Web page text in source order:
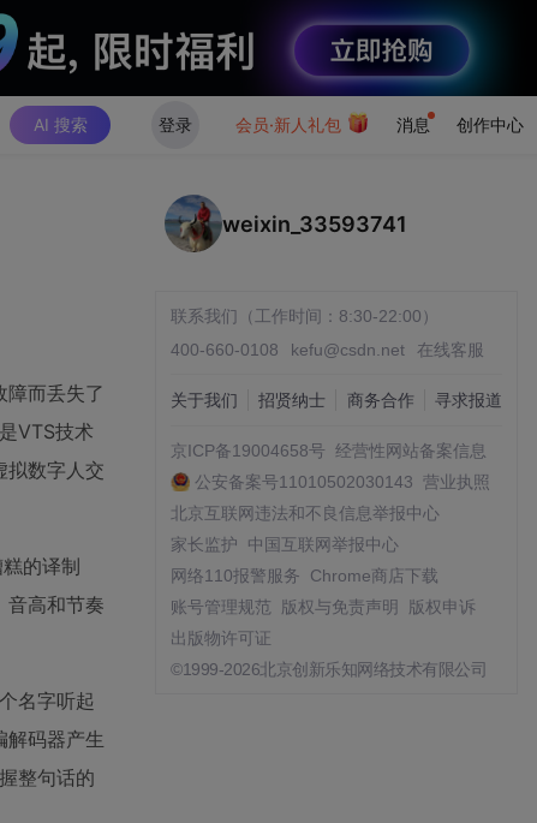
AI 搜索 登录 会员·新人礼包 消息 创作中心
障而丢失了
VTS技术
拟数字人交
的译制
音高和节奏
名字听起
解码器产生
整句话的
weixin_33593741
联系我们（工作时间：8:30-22:00）
400-660-0108
kefu@csdn.net 在线客服
关于我们 招贤纳士 商务合作 寻求报道
京ICP备19004658号 经营性网站备案信息
公安备案号11010502030143 营业执照
北京互联网违法和不良信息举报中心
家长监护
中国互联网举报中心
网络110报警服务
Chrome商店下载
账号管理规范
版权与免责声明
版权申诉
出版物许可证
©1999-2026北京创新乐知网络技术有限公司